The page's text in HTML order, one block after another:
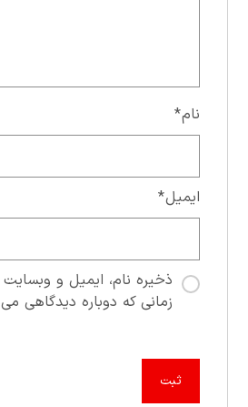
نام*
ایمیل*
ذخیره نام، ایمیل و وبسایت
زمانی که دوباره دیدگاهی